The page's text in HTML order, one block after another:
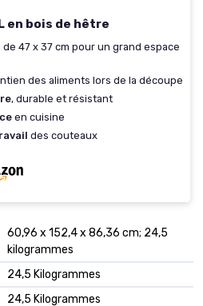
en bois de hêtre
47 x 37 cm pour un grand espace
des aliments lors de la découpe
, durable et résistant
en cuisine
des couteaux
‎60,96 x 152,4 x 86,36 cm; 24,5
kilogrammes
‎24,5 Kilogrammes
‎24,5 Kilogrammes